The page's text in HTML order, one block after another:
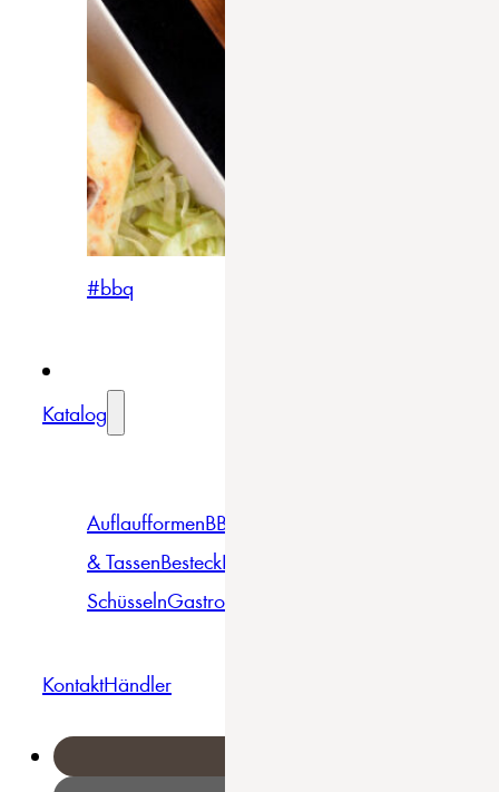
#bbq
Katalog
AuflaufformenBBQ
& TassenBesteckBowls &
SchüsselnGastro
KontaktHändler